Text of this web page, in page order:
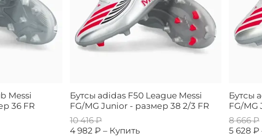
Messi
36 FR
Бутсы adidas F50 League Messi
FG/MG Junior - размер 38 2/3 FR
10 416 ₽
4 982 ₽ – Купить
Бутсы
FG/
8 666 ₽
5 628 ₽